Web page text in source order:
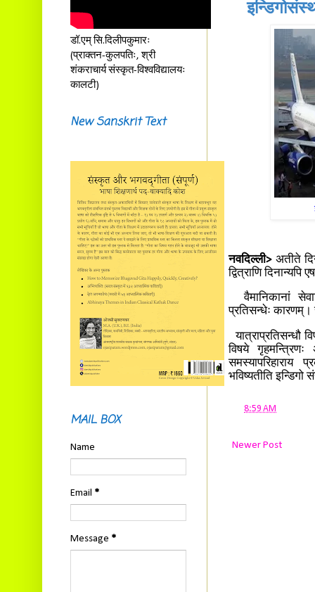
नवदिल्ली>अतीते
द्वित्राणि
वैमानिकानां
प्रतिसन्धेः कारणम्।
यात्राप्रतिसन्धौ
विषये
समस्यापरिहाराय
भविष्यतीति
8:59 AM
Newer Post
डॉ.एम् सि.दिलीपकुमारः
(प्राक्तन-कुलपतिः, श्री
शंकराचार्य संस्कृत-विश्वविद्यालयः
कालटी)
New Sanskrit Text
MAIL BOX
Name
Email *
Message *